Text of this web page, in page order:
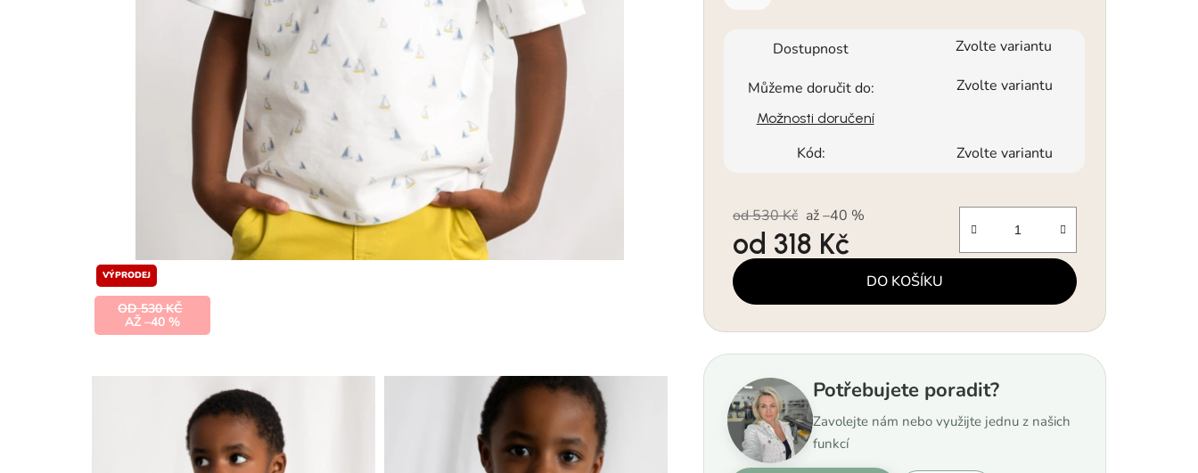
Dostupnost Zvolte variantu
Můžeme doručit do: Zvolte variantu
Možnosti doručení
Kód: Zvolte variantu
od 530 Kč až –40 %
od 318 Kč
Měrná cena: DO KOŠÍKU
Potřebujete poradit?
Zavolejte nám nebo využijte jednu z našich
funkcí
VÝPRODEJ
OD 530 KČ
AŽ –40 %